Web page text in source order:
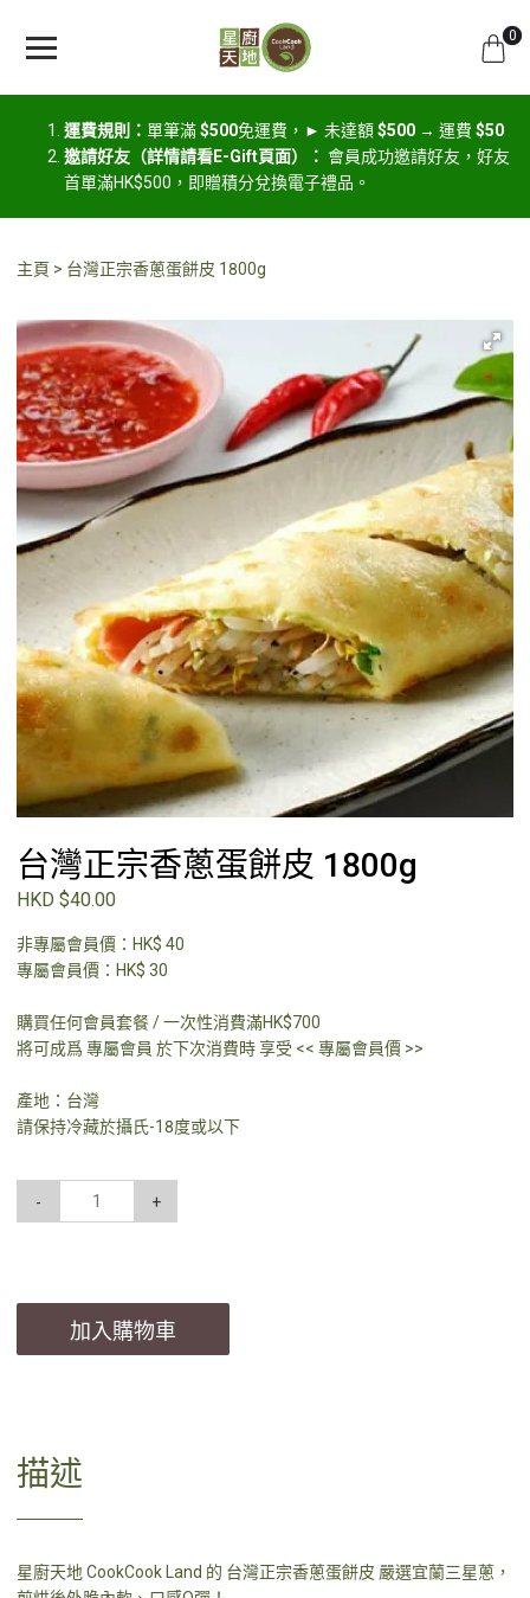
0
運費規則： 單筆滿$500免運費，► 未達額$500 → 運費 $50
邀請好友（詳情請看E-Gift頁面）： 會員成功邀請好友，好友
首單滿HK$500，即贈積分兌換電子禮品。
主頁 台灣正宗香蔥蛋餅皮 1800g
台灣正宗香蔥蛋餅皮 1800g
HKD $40.00
非專屬會員價：HK$ 40
專屬會員價：HK$ 30
購買任何會員套餐 / 一次性消費滿HK$700
將可成爲 專屬會員 於下次消費時 享受 << 專屬會員價 >>
產地：台灣
請保持冷藏於攝氏-18度或以下
- +
加入購物車
描述
星廚天地 CookCook Land 的 台灣正宗香蔥蛋餅皮 嚴選宜蘭三星蔥，